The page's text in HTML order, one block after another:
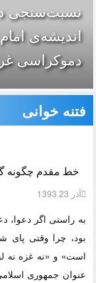
نسبت‌سنجی
اندیشه‌ی
دموکراسی
فتنه خوانی
خط مقدم چگونه
آذر 23 1393
به راستی اگر دعوا،
بود، چرا وقتی پای
است» و «نه غزه نه
عنوان جمهوری